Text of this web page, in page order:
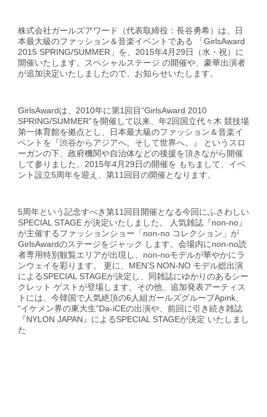
株式会社ガールズアワード（代表取締役：長谷勇希）は、日
本最大級のファッション＆音楽イベントである 「GirlsAward
2015 SPRING/SUMMER」を、2015年4月29日（水・祝）に
開催いたします。スペシャルステージ の開催や、豪華出演者
が追加決定いたしましたので、お知らせいたします。
GirlsAwardは、2010年に第1回目“GirlsAward 2010
SPRING/SUMMER”を開催して以来、年2回国立代々木 競技場
第一体育館を拠点とし、日本最大級のファッション＆音楽イ
ベントを『渋谷からアジアへ。そして世界へ。』 というスロ
ーガンの下、政府機関や自治体などの後援を頂きながら開催
して参りました。2015年4月29日の開催を もちまして、イベ
ント設立5周年を迎え、第11回目の開催となります。
5周年という記念すべき第11回目開催となる今回にふさわしい
SPECIAL STAGE が決定いたしました。 人気雑誌『non-no』
が主催するファッションショー「non-no コレクション」が
GirlsAwardのステージをジャック します。会場内にnon-no読
者専用特別観覧エリアが出現し、non-noモデルが華やかにラ
ンウェイを彩ります。 更に、MENʼS NON-NO モデル総出演
によるSPECIAL STAGEが決定し、同雑誌にゆかりのあるシー
クレット ゲストが登場します。その他、追加発表アーティス
トには、今韓国で人気絶頂の6人組ガールズグループApink、
“イケメン界の東大生”Da-iCEの出演や、前回に引き続き雑誌
『NYLON JAPAN』によるSPECIAL STAGEが決定 いたしまし
た